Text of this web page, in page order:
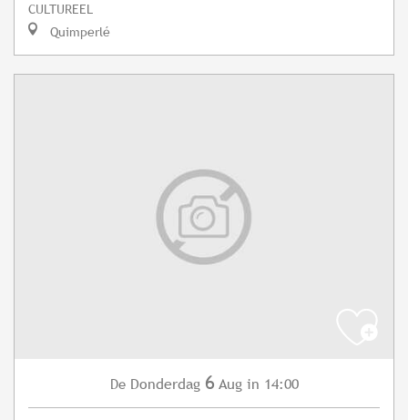
CULTUREEL
Quimperlé
De Donderdag 6 Aug in 14:00